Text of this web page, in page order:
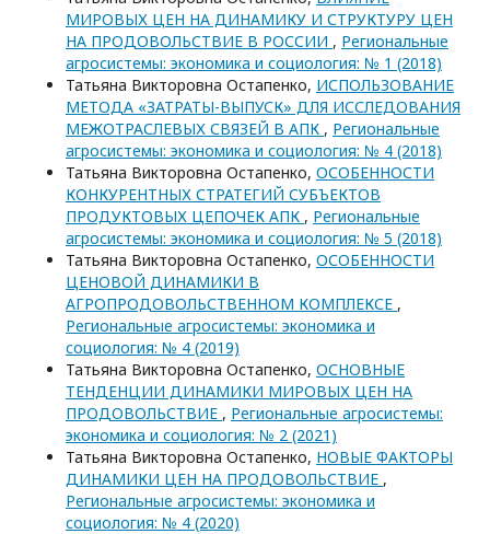
МИРОВЫХ ЦЕН НА ДИНАМИКУ И СТРУКТУРУ ЦЕН
НА ПРОДОВОЛЬСТВИЕ В РОССИИ , Региональные
агросистемы: экономика и социология: № 1 (2018)
Татьяна Викторовна Остапенко, ИСПОЛЬЗОВАНИЕ
МЕТОДА «ЗАТРАТЫ-ВЫПУСК» ДЛЯ ИССЛЕДОВАНИЯ
МЕЖОТРАСЛЕВЫХ СВЯЗЕЙ В АПК , Региональные
агросистемы: экономика и социология: № 4 (2018)
Татьяна Викторовна Остапенко, ОСОБЕННОСТИ
КОНКУРЕНТНЫХ СТРАТЕГИЙ СУБЪЕКТОВ
ПРОДУКТОВЫХ ЦЕПОЧЕК АПК , Региональные
агросистемы: экономика и социология: № 5 (2018)
Татьяна Викторовна Остапенко, ОСОБЕННОСТИ
ЦЕНОВОЙ ДИНАМИКИ В
АГРОПРОДОВОЛЬСТВЕННОМ КОМПЛЕКСЕ ,
Региональные агросистемы: экономика и
социология: № 4 (2019)
Татьяна Викторовна Остапенко, ОСНОВНЫЕ
ТЕНДЕНЦИИ ДИНАМИКИ МИРОВЫХ ЦЕН НА
ПРОДОВОЛЬСТВИЕ , Региональные агросистемы:
экономика и социология: № 2 (2021)
Татьяна Викторовна Остапенко, НОВЫЕ ФАКТОРЫ
ДИНАМИКИ ЦЕН НА ПРОДОВОЛЬСТВИЕ ,
Региональные агросистемы: экономика и
социология: № 4 (2020)